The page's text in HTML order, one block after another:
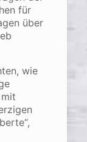
für
über
wie